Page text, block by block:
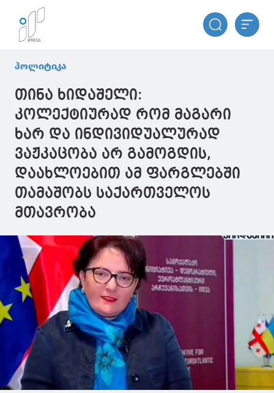
პოლიტიკა
თინა ხიდაშელი:
კოლექტიურად რომ მაგარი
ხარ და ინდივიდუალურად
ვაჟკაცობა არ გამოგდის,
დაახლოებით ამ ფარგლებში
თამაშობს საქართველოს
მთავრობა